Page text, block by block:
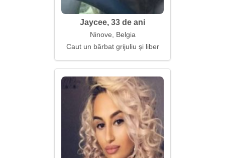
Jaycee, 33 de ani
Ninove, Belgia
Caut un bărbat grijuliu și liber